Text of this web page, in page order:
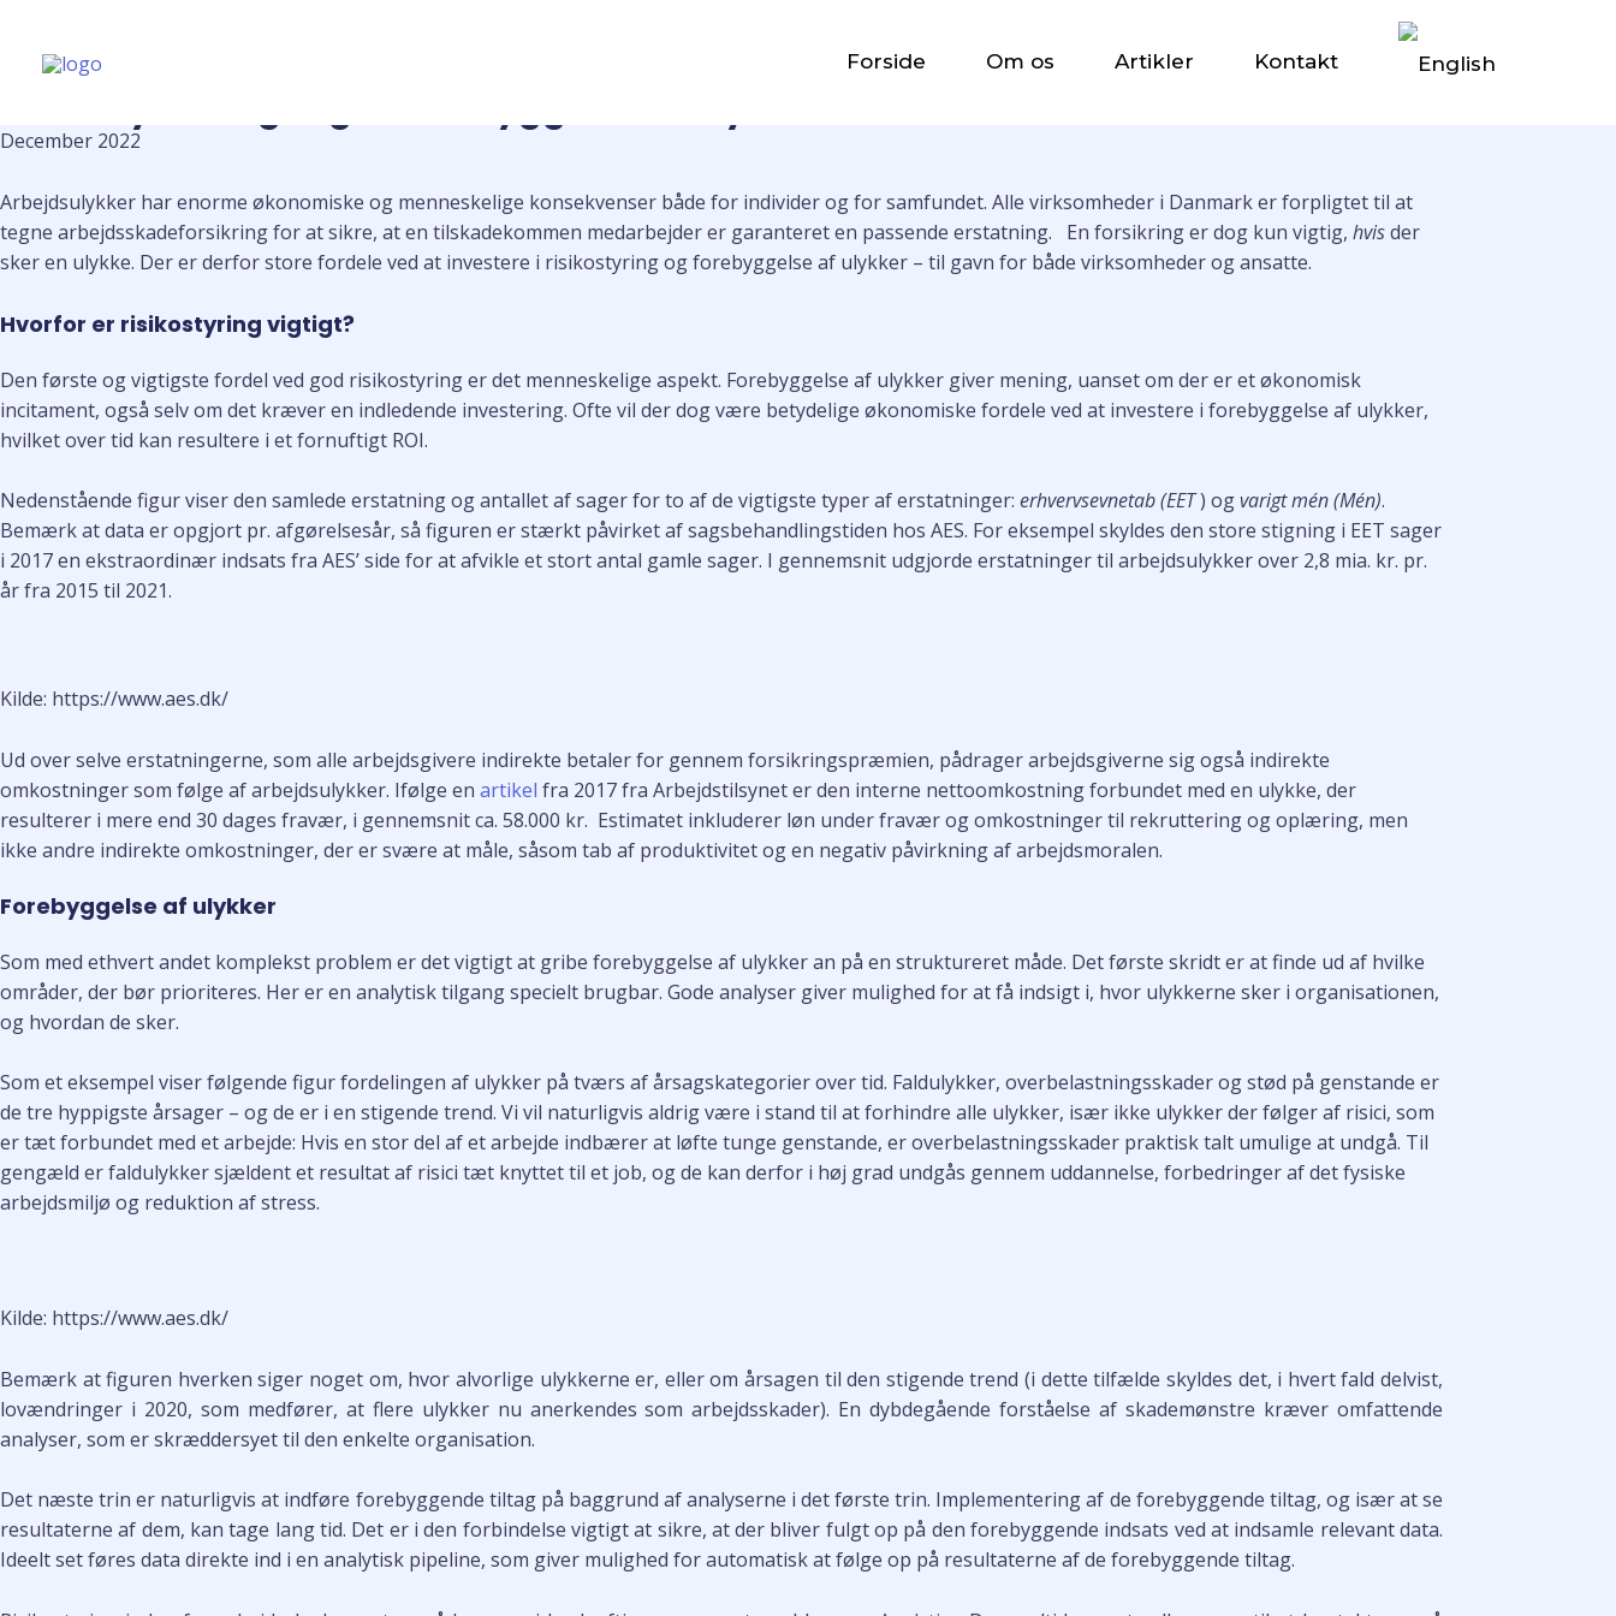
indholdet
Forside Om os Artikler Kontakt
Risikostyring inden for arbejdsskade
December 2022
Arbejdsulykker har enorme økonomiske og menneskelige konsekvenser både for individer og for samfundet. Alle virksomheder i Danmark er forpligtet til at
tegne arbejdsskadeforsikring for at sikre, at en tilskadekommen medarbejder er garanteret en passende erstatning. En forsikring er dog kun vigtig, hvisder
sker en ulykke. Der er derfor store fordele ved at investere i risikostyring og forebyggelse af ulykker – til gavn for både virksomheder og ansatte.
Hvorfor er risikostyring vigtigt?
Den første og vigtigste fordel ved god risikostyring er det menneskelige aspekt. Forebyggelse af ulykker giver mening, uanset om der er et økonomisk
incitament, også selv om det kræver en indledende investering. Ofte vil der dog være betydelige økonomiske fordele ved at investere i forebyggelse af ulykker,
hvilket over tid kan resultere i et fornuftigt ROI.
Nedenstående figur viser den samlede erstatning og antallet af sager for to af de vigtigste typer af erstatninger: erhvervsevnetab (EET) ogvarigt mén (Mén).
Bemærk at data er opgjort pr. afgørelsesår, så figuren er stærkt påvirket af sagsbehandlingstiden hos AES. For eksempel skyldes den store stigning i EET sager
i 2017 en ekstraordinær indsats fra AES’ side for at afvikle et stort antal gamle sager. I gennemsnit udgjorde erstatninger til arbejdsulykker over 2,8 mia. kr. pr.
år fra 2015 til 2021.
Kilde: https://www.aes.dk/
Ud over selve erstatningerne, som alle arbejdsgivere indirekte betaler for gennem forsikringspræmien, pådrager arbejdsgiverne sig også indirekte
omkostninger som følge af arbejdsulykker. Ifølge en artikel fra 2017 fra Arbejdstilsynet er den interne nettoomkostning forbundet med en ulykke, der
resulterer i mere end 30 dages fravær, i gennemsnit ca. 58.000 kr. Estimatet inkluderer løn under fravær og omkostninger til rekruttering og oplæring, men
ikke andre indirekte omkostninger, der er svære at måle, såsom tab af produktivitet og en negativ påvirkning af arbejdsmoralen.
Forebyggelse af ulykker
Som med ethvert andet komplekst problem er det vigtigt at gribe forebyggelse af ulykker an på en struktureret måde. Det første skridt er at finde ud af hvilke
områder, der bør prioriteres. Her er en analytisk tilgang specielt brugbar. Gode analyser giver mulighed for at få indsigt i, hvor ulykkerne sker i organisationen,
og hvordan de sker.
Som et eksempel viser følgende figur fordelingen af ulykker på tværs af årsagskategorier over tid. Faldulykker, overbelastningsskader og stød på genstande er
de tre hyppigste årsager – og de er i en stigende trend. Vi vil naturligvis aldrig være i stand til at forhindre alle ulykker, især ikke ulykker der følger af risici, som
er tæt forbundet med et arbejde: Hvis en stor del af et arbejde indbærer at løfte tunge genstande, er overbelastningsskader praktisk talt umulige at undgå. Til
gengæld er faldulykker sjældent et resultat af risici tæt knyttet til et job, og de kan derfor i høj grad undgås gennem uddannelse, forbedringer af det fysiske
arbejdsmiljø og reduktion af stress.
Kilde: https://www.aes.dk/
Bemærk at figuren hverken siger noget om, hvor alvorlige ulykkerne er, eller om årsagen til den stigende trend (i dette tilfælde skyldes det, i hvert fald delvist,
lovændringer i 2020, som medfører, at flere ulykker nu anerkendes som arbejdsskader). En dybdegående forståelse af skademønstre kræver omfattende
analyser, som er skræddersyet til den enkelte organisation.
Det næste trin er naturligvis at indføre forebyggende tiltag på baggrund af analyserne i det første trin. Implementering af de forebyggende tiltag, og især at se
resultaterne af dem, kan tage lang tid. Det er i den forbindelse vigtigt at sikre, at der bliver fulgt op på den forebyggende indsats ved at indsamle relevant data.
Ideelt set føres data direkte ind i en analytisk pipeline, som giver mulighed for automatisk at følge op på resultaterne af de forebyggende tiltag.